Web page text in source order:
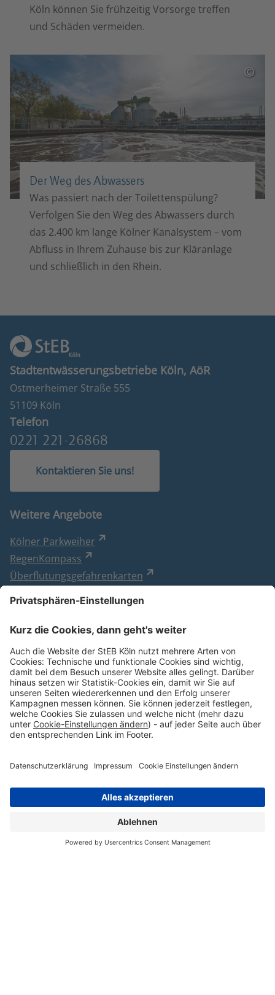
Köln können Sie frühzeitig Vorsorge treffen
und Schäden vermeiden.
©
Der Weg des Abwassers
Was passiert nach der Toilettenspülung?
Verfolgen Sie den Weg des Abwassers durch
das 2.400 km lange Kölner Kanalsystem – vom
Abfluss in Ihrem Zuhause bis zur Kläranlage
und schließlich in den Rhein.
Stadtentwässerungsbetriebe Köln, AöR
Ostmerheimer Straße 555
51109 Köln
Telefon
0221 221-26868
Kontaktieren Sie uns!
Weitere Angebote
Kölner Parkweiher
RegenKompass
Überflutungsgefahrenkarten
Online-Planauskunft
Besuchen Sie uns
ImpressumDatenschutzerklärungCookie Einstellungen
Barrierefreiheitserklärung